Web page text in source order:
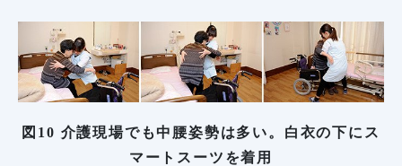
図10 介護現場でも中腰姿勢は多い。白衣の下にス
マートスーツを着用